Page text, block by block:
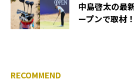
中島啓太の最
ープンで取材